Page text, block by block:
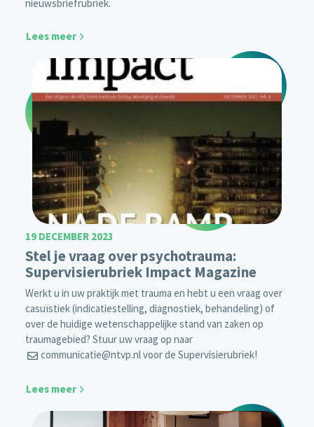
nieuwsbriefrubriek.
Lees meer
19 DECEMBER 2023
Stel je vraag over psychotrauma:
Supervisierubriek Impact Magazine
Werkt u in uw praktijk met trauma en hebt u een vraag over
casuïstiek (indicatiestelling, diagnostiek, behandeling) of
over de huidige wetenschappelijke stand van zaken op
traumagebied? Stuur uw vraag op naar
communicatie@ntvp.nlvoor de Supervisierubriek!
Lees meer